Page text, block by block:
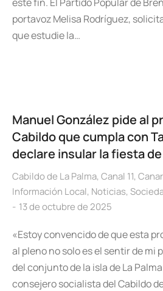
portavoz Melisa Rodríguez,
que estudie la…
Manuel González pide al
Cabildo que cumpla con
declare insular la fiesta
Cabildo de La Palma, Canal 11,
Información Local, Noticias,
13 de octubre de 2025
«Estoy convencido de que esta
al pleno no solo es el sentir de mi
del conjunto de la isla de La
consejero socialista del Cabildo